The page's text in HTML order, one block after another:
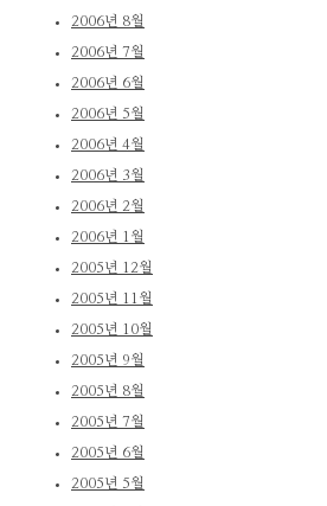
2006년 8월
2006년 7월
2006년 6월
2006년 5월
2006년 4월
2006년 3월
2006년 2월
2006년 1월
2005년 12월
2005년 11월
2005년 10월
2005년 9월
2005년 8월
2005년 7월
2005년 6월
2005년 5월